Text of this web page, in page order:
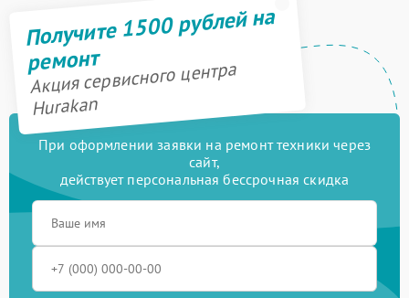
Получите 1500 рублей на
ремонт
Акция сервисного центра
Hurakan
При оформлении заявки на ремонт техники через
сайт,
действует персональная бессрочная скидка